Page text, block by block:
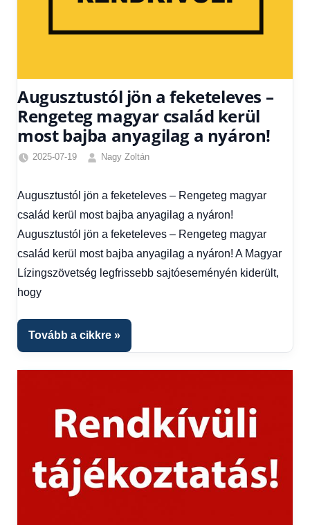
Augusztustól jön a feketeleves –
Rengeteg magyar család kerül
most bajba anyagilag a nyáron!
2025-07-19
Nagy Zoltán
hírek ,
Gazdaság ,
Hírek,
Hírek
kézből,
Augusztustól jön a feketeleves – Rengeteg magyar
család kerül most bajba anyagilag a nyáron!
Augusztustól jön a feketeleves – Rengeteg magyar
család kerül most bajba anyagilag a nyáron! A Magyar
Lízingszövetség legfrissebb sajtóeseményén kiderült,
hogy
Tovább a cikkre